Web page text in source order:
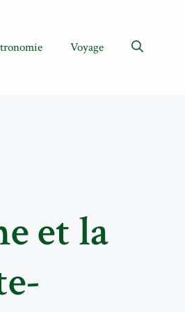
Voyage
et la